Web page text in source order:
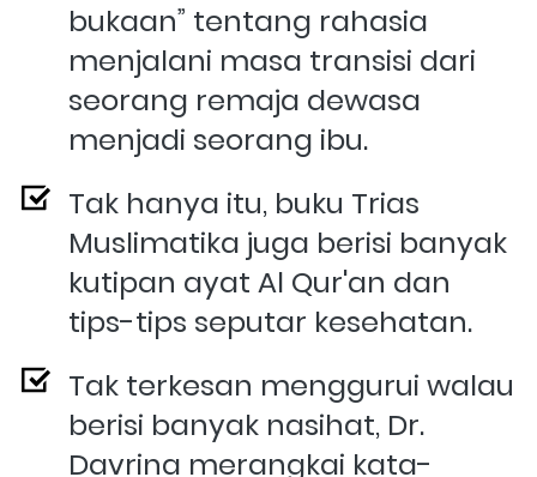
bukaan” tentang rahasia
menjalani masa transisi dari
seorang remaja dewasa
menjadi seorang ibu.
Tak hanya itu, buku Trias
Muslimatika juga berisi banyak
kutipan ayat Al Qur'an dan
tips-tips seputar kesehatan.
Tak terkesan menggurui walau
berisi banyak nasihat, Dr.
Davrina merangkai kata-